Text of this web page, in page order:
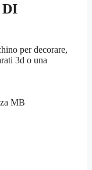
DI
per decorare,
3d o una
MB